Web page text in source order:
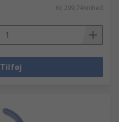
Kr. 299,74/enhed
Tilføj